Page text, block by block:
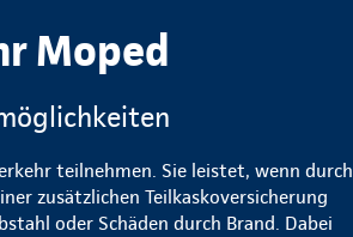
Moped
teilnehmen. Sie leistet, wenn durch
zusätzlichen Teilkaskoversicherung
oder Schäden durch Brand. Dabei